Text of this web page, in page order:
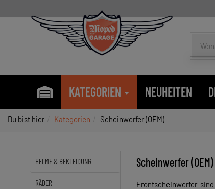
KATEGORIEN NEUHEITEN
Du bist hier Kategorien Scheinwerfer (OEM)
HELME & BEKLEIDUNG
RÄDER
Scheinwerfer (OEM)
Frontscheinwerfer